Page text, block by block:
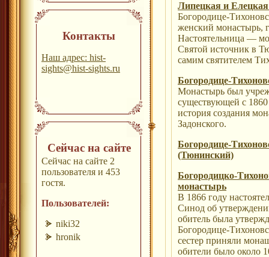
Контакты
Наш адрес: hist-
sights@hist-sights.ru
Сейчас на сайте
Сейчас на сайте 2
пользователя и 453
гостя.
Пользователей:
niki32
hronik
Липецкая и
Богородице-
женский монастырь,
Настоятельница —
Святой источник в
самим святителем
Богородице-
Монастырь был
существующей с
история создания
Задонского.
Богородице-
(Тюнинский)
Богородицко-
монастырь
В 1866 году
Синод об
обитель была
Богородице-
сестер приняли
обители было около